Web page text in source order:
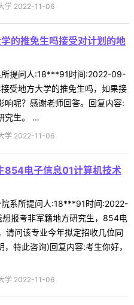
学 2022-11-06
的推免生吗接受对计划的地
所提问人:18***91时间:2022-09-
受地方大学的推免生吗，如果接
响呢？感谢老师回答。回复内容:
究生。 ...
学 2022-11-06
854电子信息01计算机技术
系所提问人:18***91时间:2022-
报考非军籍地方研究生，854电
请问该专业今年拟定招收几位同
特此咨询)回复内容:考生你好，
学 2022-11-06